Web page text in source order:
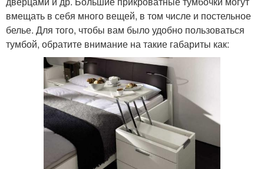
вмещать в себя много вещей, в том числе и постельное
белье. Для того, чтобы вам было удобно пользоваться
тумбой, обратите внимание на такие габариты как: